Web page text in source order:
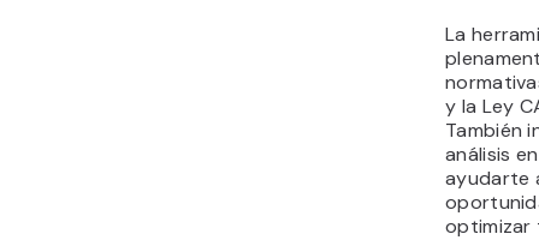
La
y la Ley
También
análisis
ayudarte
optimizar